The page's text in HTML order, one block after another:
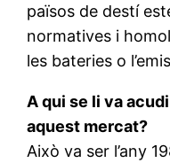
països de destí
normatives i
les bateries o
A qui se li va
aquest mercat?
Això va ser l’any